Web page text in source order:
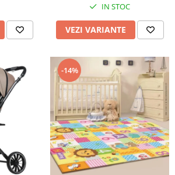
IN STOC
VEZI VARIANTE
-14%